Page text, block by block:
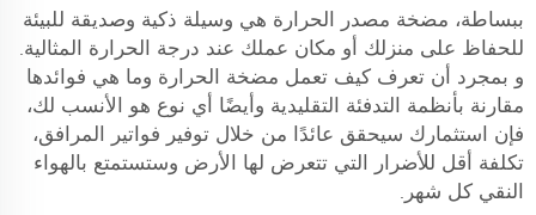
ببساطة، مضخة مصدر الحرارة هي وسيلة ذكية وصديقة للبيئة
للحفاظ على منزلك أو مكان عملك عند درجة الحرارة المثالية.
و بمجرد أن تعرف كيف تعمل مضخة الحرارة وما هي فوائدها
مقارنة بأنظمة التدفئة التقليدية وأيضًا أي نوع هو الأنسب لك،
فإن استثمارك سيحقق عائدًا من خلال توفير فواتير المرافق،
تكلفة أقل للأضرار التي تتعرض لها الأرض وستستمتع بالهواء
النقي كل شهر.